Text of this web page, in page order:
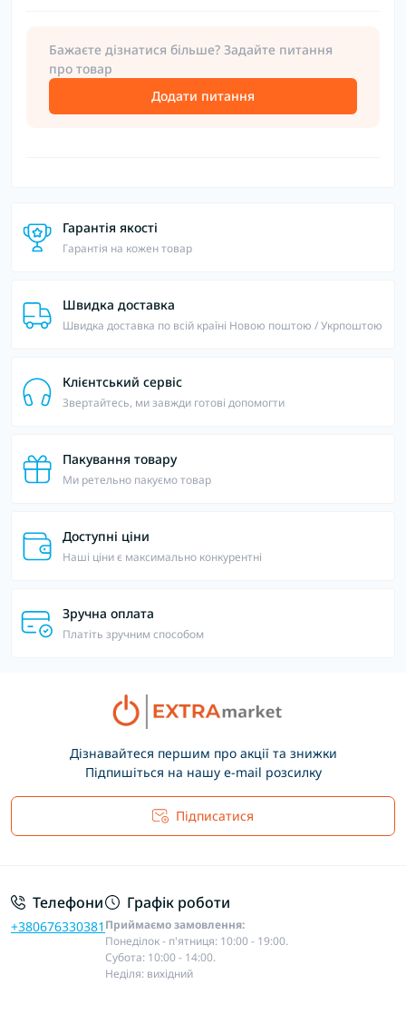
Бажаєте дізнатися більше? Задайте питання
про товар
Додати питання
Гарантія якості
Гарантія на кожен товар
Швидка доставка
Швидка доставка по всій країні Новою поштою / Укрпоштою
Клієнтський сервіс
Звертайтесь, ми завжди готові допомогти
Пакування товару
Ми ретельно пакуємо товар
Доступні ціни
Наші ціни є максимально конкурентні
Зручна оплата
Платіть зручним способом
Дізнавайтеся першим про акції та знижки
Підпишіться на нашу e-mail розсилку
Підписатися
Телефони
+380676330381
Графік роботи
Приймаємо замовлення:
Понеділок - п'ятниця: 10:00 - 19:00.
Субота: 10:00 - 14:00.
Неділя: вихідний